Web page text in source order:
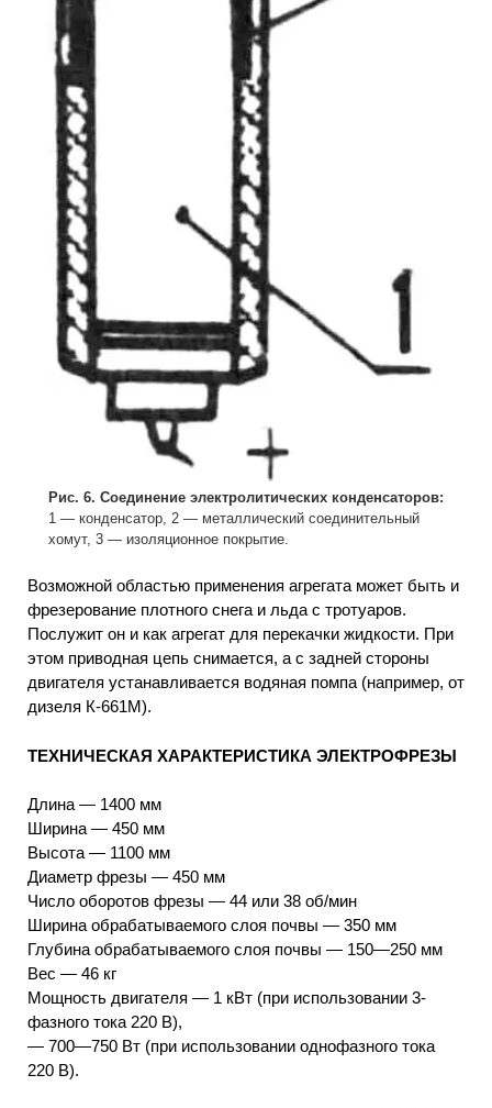
Рис. 6. Соединение электролитических конденсаторов:
1 — конденсатор, 2 — металлический соединительный
хомут, 3 — изоляционное покрытие.
Возможной областью применения агрегата может быть и
фрезерование плотного снега и льда с тротуаров.
Послужит он и как агрегат для перекачки жидкости. При
этом приводная цепь снимается, а с задней стороны
двигателя устанавливается водяная помпа (например, от
дизеля К-661М).
ТЕХНИЧЕСКАЯ ХАРАКТЕРИСТИКА ЭЛЕКТРОФРЕЗЫ
Длина — 1400 мм
Ширина — 450 мм
Высота — 1100 мм
Диаметр фрезы — 450 мм
Число оборотов фрезы — 44 или 38 об/мин
Ширина обрабатываемого слоя почвы — 350 мм
Глубина обрабатываемого слоя почвы — 150—250 мм
Вес — 46 кг
Мощность двигателя — 1 кВт (при использовании 3-
фазного тока 220 В),
— 700—750 Вт (при использовании однофазного тока
220 В).